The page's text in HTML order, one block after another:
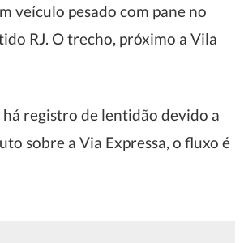
veículo pesado com pane no
RJ. O trecho, próximo a Vila
registro de lentidão devido a
sobre a Via Expressa, o fluxo é